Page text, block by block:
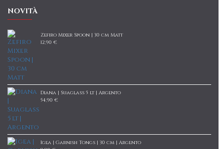
NOVITÀ
Zefiro Mixer Spoon | 30 cm Matt
12,90 €
Diana | Suaglass 5 lt | Argento
54,90 €
Igea | Garnish Tongs | 30 cm | Argento